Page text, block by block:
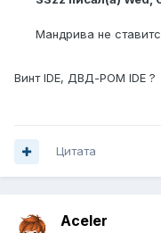
Мандрива не
Винт IDE, ДВД-РОМ IDE ?
Цитата
Aceler